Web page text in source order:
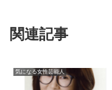
関連記事
気になる女性芸能人